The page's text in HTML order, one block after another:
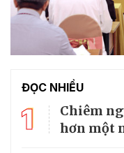
ĐỌC NHIỀU
1
Chiêm
hơn một